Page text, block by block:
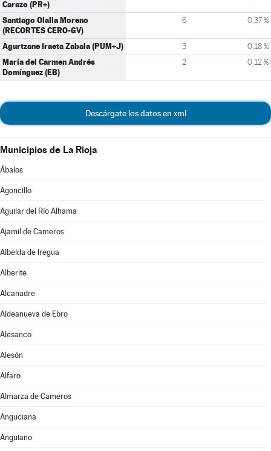
Carazo (PR+)
Santiago Olalla Moreno
(RECORTES CERO-GV)
6 0,37 %
Agurtzane Iraeta Zabala (PUM+J) 3 0,18 %
María del Carmen Andrés
Domínguez (EB)
2 0,12 %
Descárgate los datos en xml
Municipios de La Rioja
Ábalos
Agoncillo
Aguilar del Río Alhama
Ajamil de Cameros
Albelda de Iregua
Alberite
Alcanadre
Aldeanueva de Ebro
Alesanco
Alesón
Alfaro
Almarza de Cameros
Anguciana
Anguiano